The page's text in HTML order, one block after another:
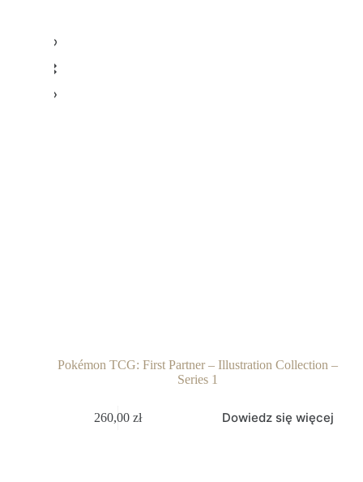
Pokémon TCG: First Partner – Illustration Collection –
Series 1
260,00 zł Dowiedz się więcej